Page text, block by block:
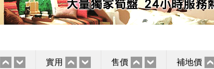
實用 售價 補地價